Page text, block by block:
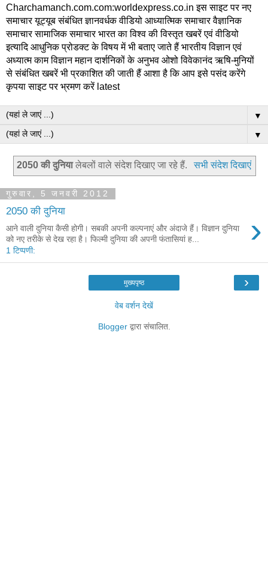
Charchamanch.com.com:worldexpress.co.in इस साइट पर नए
समाचार यूट्यूब संबंधित ज्ञानवर्धक वीडियो आध्यात्मिक समाचार वैज्ञानिक
समाचार सामाजिक समाचार भारत का विश्व की विस्तृत खबरें एवं वीडियो
इत्यादि आधुनिक प्रोडक्ट के विषय में भी बताए जाते हैं भारतीय विज्ञान एवं
अध्यात्म काम विज्ञान महान दार्शनिकों के अनुभव ओशो विवेकानंद ऋषि-मुनियों
से संबंधित खबरें भी प्रकाशित की जाती हैं आशा है कि आप इसे पसंद करेंगे
कृपया साइट पर भ्रमण करें latest
▼
▼
2050 की दुनियालेबलों वाले संदेश दिखाए जा रहे हैं. सभी संदेश दिखाएं
गुरुवार, 5 जनवरी 2012
2050 की दुनिया ›
आने वाली दुनिया कैसी होगी। सबकी अपनी कल्पनाएं और अंदाजे हैं। विज्ञान दुनिया
को नए तरीके से देख रहा है। फिल्मी दुनिया की अपनी फंतासियां ह...
1 टिप्पणी:
›
मुख्यपृष्ठ
वेब वर्शन देखें
Bloggerद्वारा संचालित.